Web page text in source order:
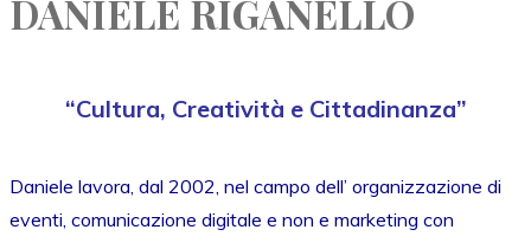
DANIELE RIGANELLO
“Cultura, Creatività e Cittadinanza”
Daniele lavora, dal 2002, nel campo dell’ organizzazione di
eventi, comunicazione digitale e non e marketing con